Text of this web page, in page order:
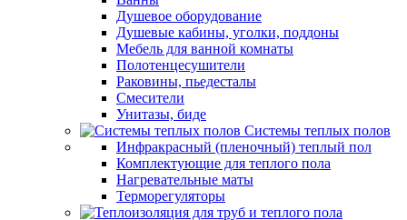
Душевое оборудование
Душевые кабины, уголки, поддоны
Мебель для ванной комнаты
Полотенцесушители
Раковины, пьедесталы
Смесители
Унитазы, биде
Системы теплых полов
Инфракрасный (пленочный) теплый пол
Комплектующие для теплого пола
Нагревательные маты
Терморегуляторы